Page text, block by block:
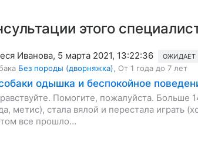
этого
Иванова, 5 марта 2021, 13:22:36 ОЖИДАЕТ
Без породы (дворняжка) От 1 года до 7 лет
одышка и беспокойное
Помогите, пожалуйста. Больше
метис), стала вялой и перестала играть
все прошло…